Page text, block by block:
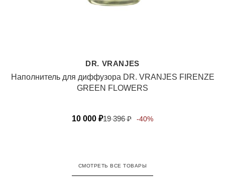
DR. VRANJES
Наполнитель для диффузора DR. VRANJES FIRENZE
GREEN FLOWERS
10 000 ₽19 396₽ -40%
СМОТРЕТЬ ВСЕ ТОВАРЫ